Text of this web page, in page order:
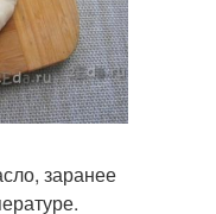
заранее